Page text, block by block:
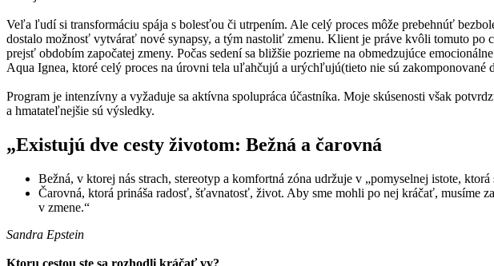
Veľa ľudí si transformáciu spája s bolesťou či utrpením. Ale celý proces môže prebehnúť
dostalo možnosť vytvárať nové synapsy, a tým nastoliť zmenu. Klient je práve kvôli tomuto po
prejsť obdobím započatej zmeny. Počas sedení sa bližšie pozrieme na obmedzujúce
Aqua Ignea, ktoré celý proces na úrovni tela uľahčujú a urýchľujú(tieto nie sú
Program je intenzívny a vyžaduje sa aktívna spolupráca účastníka. Moje skúsenosti však
a hmatateľnejšie sú výsledky.
„Existujú dve cesty životom: Bežná a čarovná
Bežná, v ktorej nás strach, stereotyp a komfortná zóna udržuje v „pomyselnej istote,
Čarovná, ktorá prináša radosť, šťavnatosť, život. Aby sme mohli po nej kráčať, musíme
v zmene.“
Sandra Epstein
Ktoru cestou ste sa rozhodli kráčať vy?